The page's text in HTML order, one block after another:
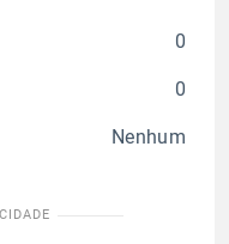
0
0
Nenhum